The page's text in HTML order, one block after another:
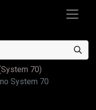
70)
System 70